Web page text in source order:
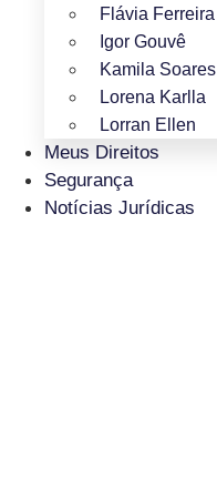
Flávia Ferreira
Igor Gouvê
Kamila Soares
Lorena Karlla
Lorran Ellen
Meus Direitos
Segurança
Notícias Jurídicas